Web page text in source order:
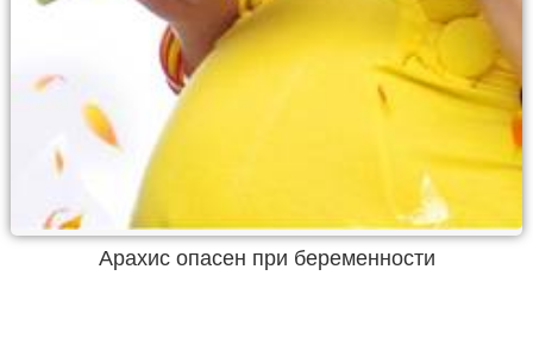
Арахис опасен при беременности